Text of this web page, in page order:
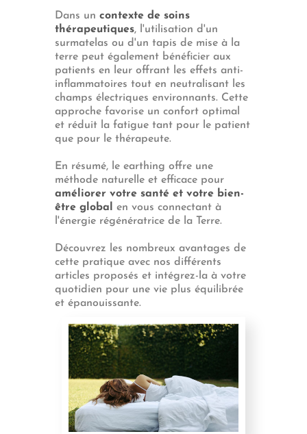
Dans un contexte de soins
thérapeutiques, l'utilisation d'un
surmatelas ou d'un tapis de mise à la
terre peut également bénéficier aux
patients en leur offrant les effets anti-
inflammatoires tout en neutralisant les
champs électriques environnants. Cette
approche favorise un confort optimal
et réduit la fatigue tant pour le patient
que pour le thérapeute.
En résumé, le earthing offre une
méthode naturelle et efficace pour
améliorer votre santé et votre bien-
être global
en vous connectant à
l'énergie régénératrice de la Terre.
Découvrez les nombreux avantages de
cette pratique avec nos différents
articles proposés et intégrez-la à votre
quotidien pour une vie plus équilibrée
et épanouissante.